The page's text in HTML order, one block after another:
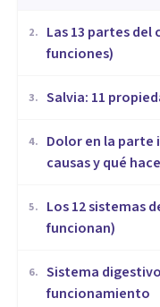
2.
Las 13 partes del
funciones)
3. Salvia: 11
4.
Dolor en la parte
causas y qué
5.
Los 12 sistemas
funcionan)
6. Sistema
funcionamiento